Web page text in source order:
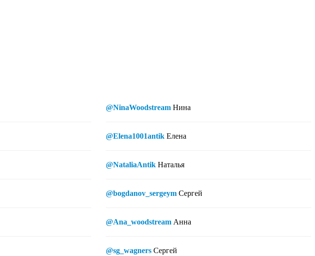
@NinaWoodstream Нина
@Elena1001antik Елена
@NataliaAntik Наталья
@bogdanov_sergeym Сергей
@Ana_woodstream Анна
@sg_wagners Сергей